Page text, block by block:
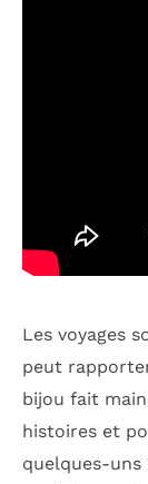
Les voyages
peut
bijou fait
histoires et
quelques-